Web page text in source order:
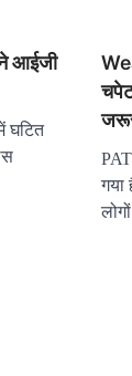
ने आईजी
घटित
गया